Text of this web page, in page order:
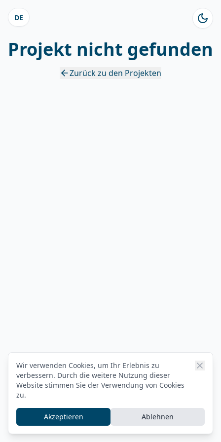
DE
Projekt nicht gefunden
Zurück zu den Projekten
Wir verwenden Cookies, um Ihr Erlebnis zu
verbessern. Durch die weitere Nutzung dieser
Website stimmen Sie der Verwendung von Cookies
zu.
Akzeptieren Ablehnen